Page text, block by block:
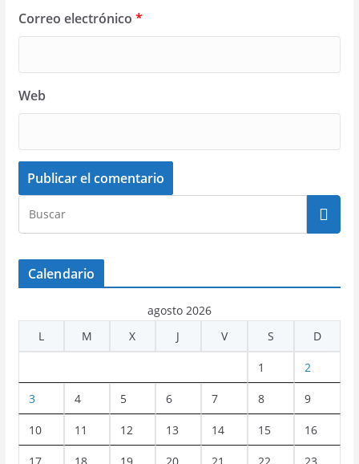
Correo electrónico *
Web
Calendario
agosto 2026
L
M X J V S D
1 2
3 4 5 6 7 8 9
10 11 12 13 14 15 16